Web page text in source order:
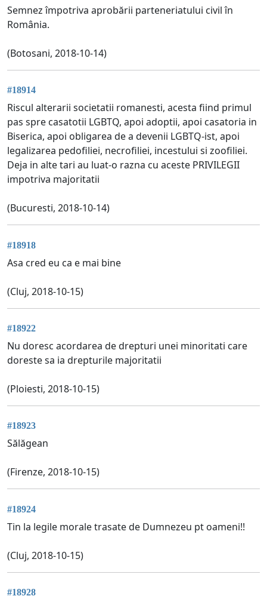
Semnez împotriva aprobării parteneriatului civil în
România.
(Botosani, 2018-10-14)
#18914
Riscul alterarii societatii romanesti, acesta fiind primul
pas spre casatotii LGBTQ, apoi adoptii, apoi casatoria in
Biserica, apoi obligarea de a devenii LGBTQ-ist, apoi
legalizarea pedofiliei, necrofiliei, incestului si zoofiliei.
Deja in alte tari au luat-o razna cu aceste PRIVILEGII
impotriva majoritatii
(Bucuresti, 2018-10-14)
#18918
Asa cred eu ca e mai bine
(Cluj, 2018-10-15)
#18922
Nu doresc acordarea de drepturi unei minoritati care
doreste sa ia drepturile majoritatii
(Ploiesti, 2018-10-15)
#18923
Sălăgean
(Firenze, 2018-10-15)
#18924
Tin la legile morale trasate de Dumnezeu pt oameni!!
(Cluj, 2018-10-15)
#18928